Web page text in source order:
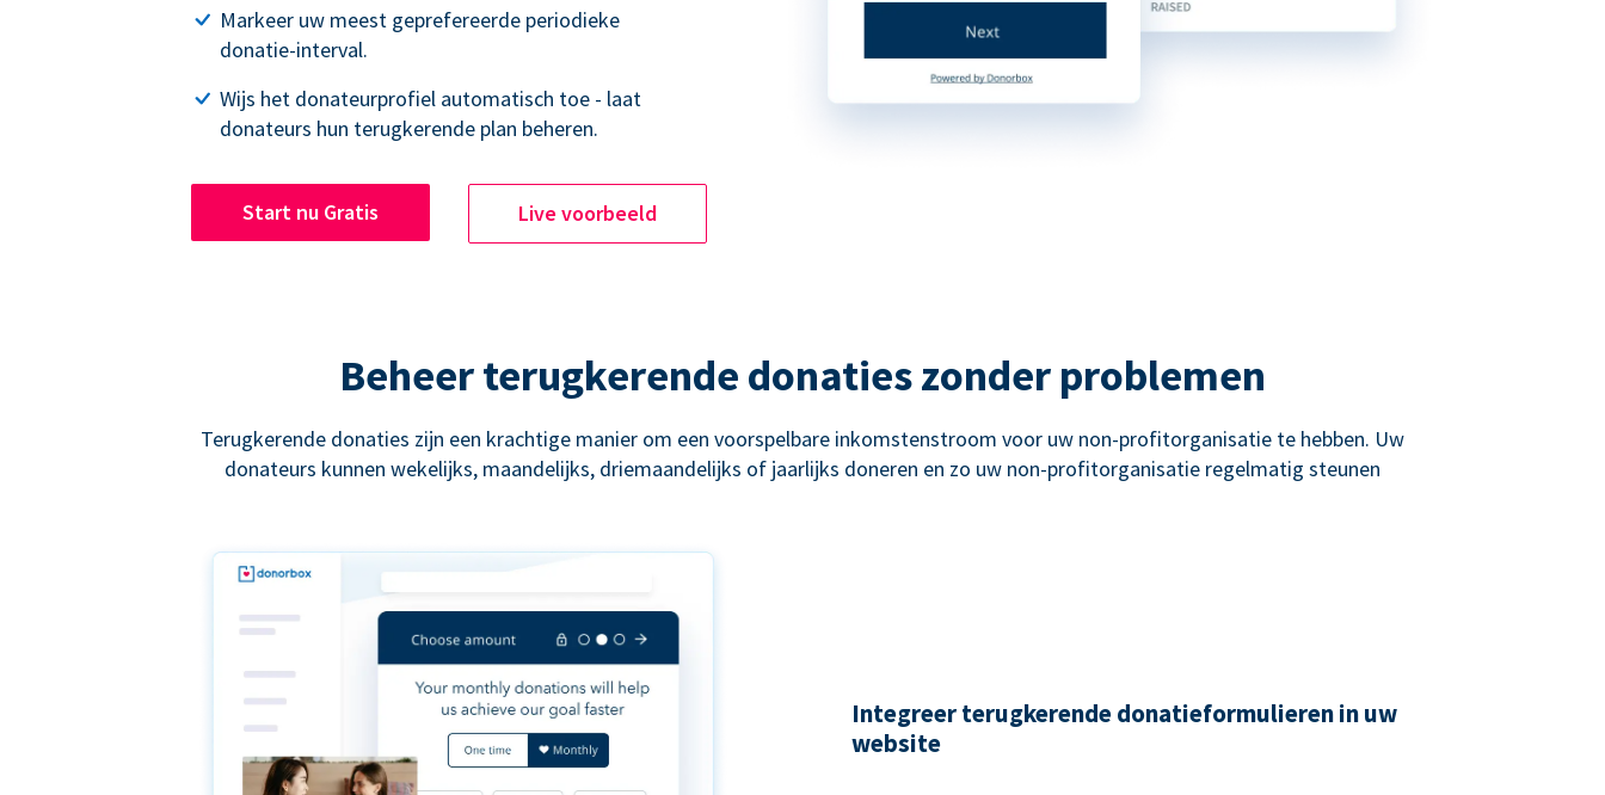
Markeer uw meest geprefereerde periodieke
donatie-interval.
Wijs het donateurprofiel automatisch toe - laat
donateurs hun terugkerende plan beheren.
Start nu Gratis Live voorbeeld
Beheer terugkerende donaties zonder problemen
Terugkerende donaties zijn een krachtige manier om een voorspelbare inkomstenstroom voor uw non-profitorganisatie te hebben. Uw
donateurs kunnen wekelijks, maandelijks, driemaandelijks of jaarlijks doneren en zo uw non-profitorganisatie regelmatig steunen
Integreer terugkerende donatieformulieren in uw
website